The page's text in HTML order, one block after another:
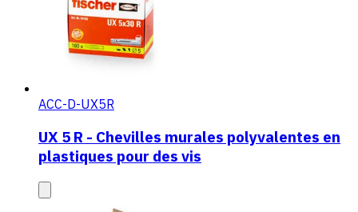
ACC-D-UX5R
UX 5 R - Chevilles murales polyvalentes en
plastiques pour des vis